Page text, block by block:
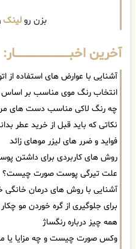
بزن رولینک
آخرین اخبــــــــــــــــــــــــــــــار:
آشنایی با عوارض های استفاده از
انتخاب رنگ موی مناسب بر
چه رنگ لاکی مناسب دست های
نکاتی که باید قبل از خرید عطر
فواید و ضرر های لیزر موهای زائد
روش های کاربردی برای داشتن
علت تیرگی پوست صورت چیست؟
آشنایی با روش های درمان
برای جلوگیری از گره خوردن مو
همه چیز درباره رنگساژ
وکس صورت چیست و چه مزایا یا